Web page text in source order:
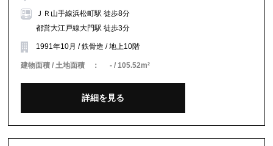
ＪＲ山手線浜松町駅 徒歩8分
都営大江戸線大門駅 徒歩3分
1991年10月 / 鉄骨造 / 地上10階
建物面積 / 土地面積 ： - / 105.52m²
詳細を見る